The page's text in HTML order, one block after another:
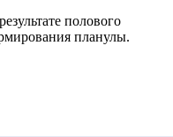
полового
планулы.